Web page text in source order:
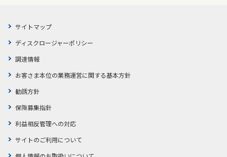
サイトマップ
ディスクロージャーポリシー
調達情報
お客さま本位の業務運営に関する基本方針
勧誘方針
保険募集指針
利益相反管理への対応
サイトのご利用について